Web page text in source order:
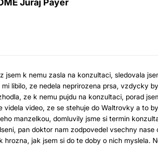
Juraj Payer
jsem k nemu zasla na konzultaci, sledovala
libilo, ze nedela neprirozena prsa, vzdycky
ze k nemu pujdu na konzultaci, porad
video, ze se stehuje do Waltrovky a to
manzelkou, domluvily jsme si termin
pan doktor nam zodpovedel vsechny
hrozna, jak jsem si do te doby o nich myslela.